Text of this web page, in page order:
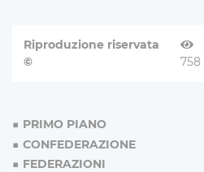
Riproduzione riservata
©
758
PRIMO PIANO
CONFEDERAZIONE
FEDERAZIONI